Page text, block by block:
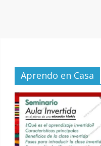
Aprendo en Casa